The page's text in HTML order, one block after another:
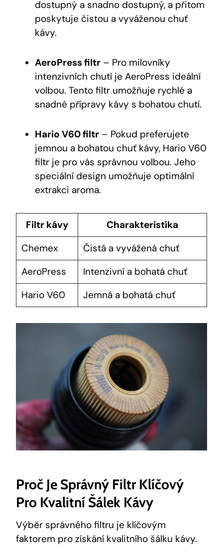
dostupný a snadno dostupný, a přitom
poskytuje čistou a vyváženou chuť
kávy.
AeroPress filtr – Pro milovníky
intenzivních chutí je AeroPress ideální
volbou. Tento filtr umožňuje rychlé a
snadné přípravy kávy s bohatou chutí.
Hario V60 filtr – Pokud preferujete
jemnou a bohatou chuť kávy, Hario V60
filtr je pro vás správnou volbou. Jeho
speciální design umožňuje optimální
extrakci aroma.
Filtr kávy
Charakteristika
Chemex
Čistá a vyvážená chuť
AeroPress
Intenzivní a bohatá chuť
Hario V60
Jemná a bohatá chuť
Proč Je Správný Filtr Klíčový
Pro Kvalitní Šálek Kávy
Výběr správného filtru je klíčovým
faktorem pro získání kvalitního šálku kávy.